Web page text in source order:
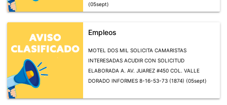
(05sept)
Empleos
MOTEL DOS MIL SOLICITA CAMARISTAS
INTERESADAS ACUDIR CON SOLICITUD
ELABORADA A. AV. JUAREZ #450 COL. VALLE
DORADO INFORMES 8-16-53-73 (1874) (05sept)